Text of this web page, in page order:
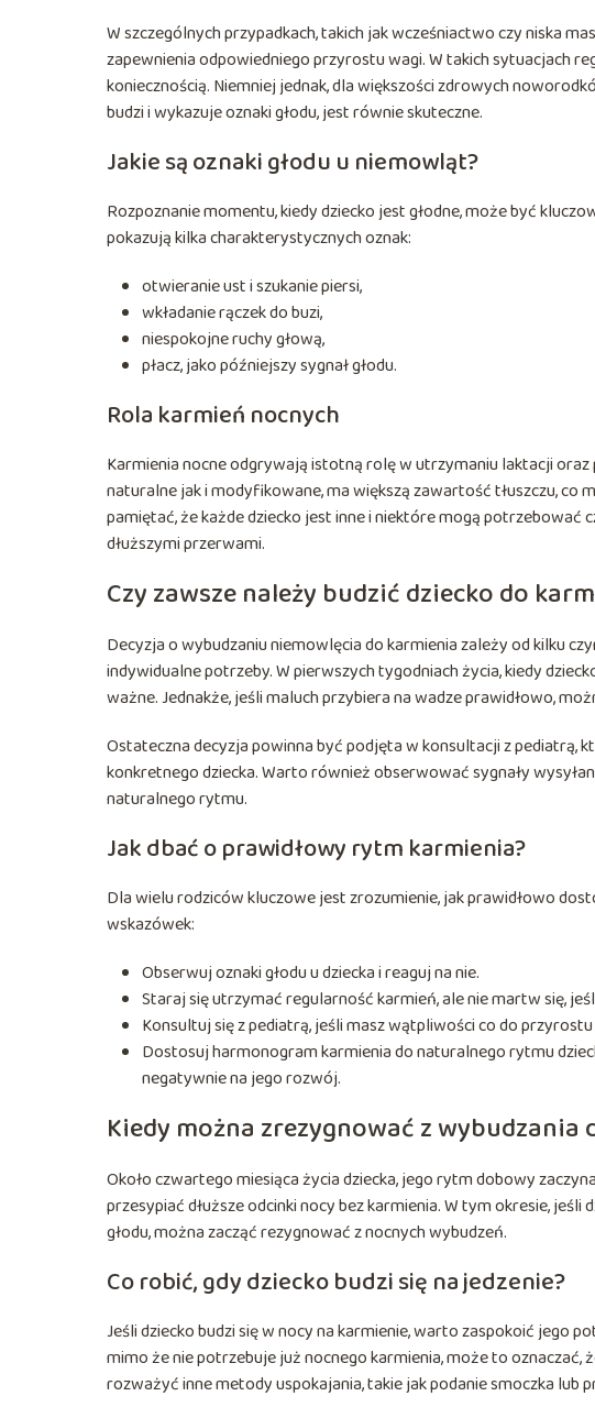
W szczególnych przypadkach, takich jak wcześniactwo czy niska
zapewnienia odpowiedniego przyrostu wagi. W takich sytuacjach
koniecznością. Niemniej jednak, dla większości zdrowych
budzi i wykazuje oznaki głodu, jest równie skuteczne.
Jakie są oznaki głodu u niemowląt?
Rozpoznanie momentu, kiedy dziecko jest głodne, może być
pokazują kilka charakterystycznych oznak:
otwieranie ust i szukanie piersi,
wkładanie rączek do buzi,
niespokojne ruchy głową,
płacz, jako późniejszy sygnał głodu.
Rola karmień nocnych
Karmienia nocne odgrywają istotną rolę w utrzymaniu laktacji oraz
naturalne jak i modyfikowane, ma większą zawartość tłuszczu, co
pamiętać, że każde dziecko jest inne i niektóre mogą potrzebować
dłuższymi przerwami.
Czy zawsze należy budzić dziecko do
Decyzja o wybudzaniu niemowlęcia do karmienia zależy od kilku
indywidualne potrzeby. W pierwszych tygodniach życia, kiedy
ważne. Jednakże, jeśli maluch przybiera na wadze prawidłowo,
Ostateczna decyzja powinna być podjęta w konsultacji z pediatrą,
konkretnego dziecka. Warto również obserwować sygnały
naturalnego rytmu.
Jak dbać o prawidłowy rytm karmienia?
Dla wielu rodziców kluczowe jest zrozumienie, jak prawidłowo
wskazówek:
Obserwuj oznaki głodu u dziecka i reaguj na nie.
Staraj się utrzymać regularność karmień, ale nie martw się,
Konsultuj się z pediatrą, jeśli masz wątpliwości co do przyrostu
Dostosuj harmonogram karmienia do naturalnego rytmu
negatywnie na jego rozwój.
Kiedy można zrezygnować z wybudzania
Około czwartego miesiąca życia dziecka, jego rytm dobowy
przesypiać dłuższe odcinki nocy bez karmienia. W tym okresie,
głodu, można zacząć rezygnować z nocnych wybudzeń.
Co robić, gdy dziecko budzi się na jedzenie?
Jeśli dziecko budzi się w nocy na karmienie, warto zaspokoić jego
mimo że nie potrzebuje już nocnego karmienia, może to
rozważyć inne metody uspokajania, takie jak podanie smoczka lub